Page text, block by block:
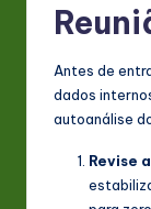
Antes de
dados
autoanálise
Revise